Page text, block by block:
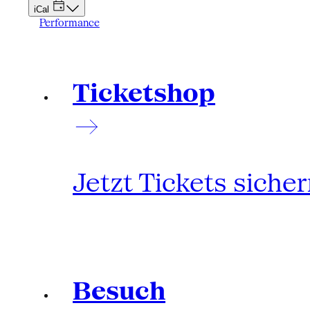
iCal
Performance
Ticketshop
Jetzt Tickets
Besuch